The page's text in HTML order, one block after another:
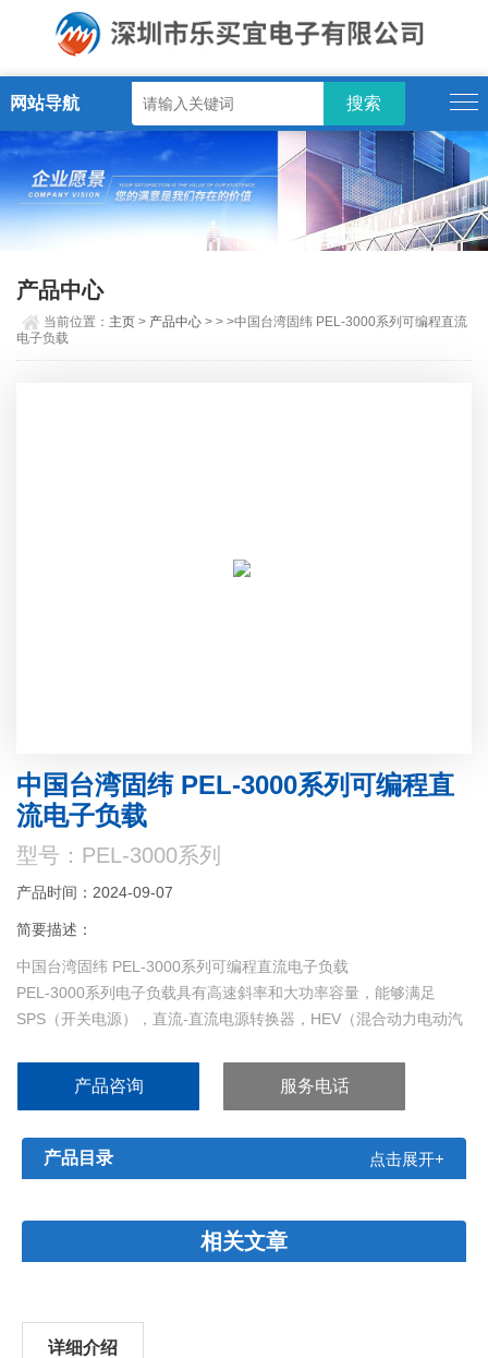
网站导航
产品中心
当前位置： 主页 > 产品中心 > > >中国台湾固纬 PEL-3000系列可编程直流
电子负载
中国台湾固纬 PEL-3000系列可编程直
流电子负载
型号：PEL-3000系列
产品时间：2024-09-07
简要描述：
中国台湾固纬 PEL-3000系列可编程直流电子负载
PEL-3000系列电子负载具有高速斜率和大功率容量，能够满足
SPS（开关电源），直流-直流电源转换器，HEV（混合动力电动汽
产品咨询 服务电话
产品目录 点击展开+
相关文章
详细介绍